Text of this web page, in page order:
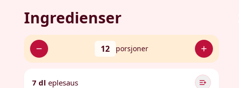
Ingredienser
12 porsjoner
7 dl eplesaus